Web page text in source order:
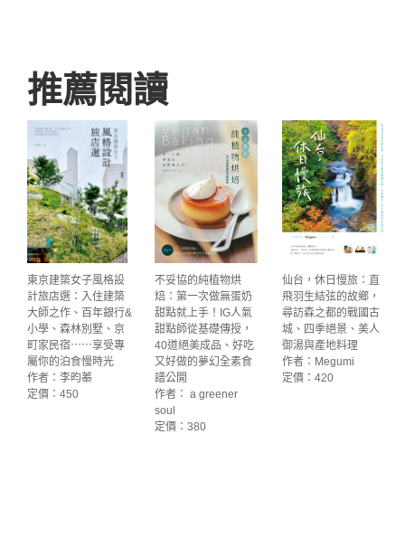
推薦閱讀
東京建築女子風格設
計旅店選：入住建築
大師之作、百年銀行&
小學、森林別墅、京
町家民宿⋯⋯享受專
屬你的泊食慢時光
作者：李昀蓁
定價：450
不妥協的純植物烘
焙：第一次做無蛋奶
甜點就上手！IG人氣
甜點師從基礎傳授，
40道絕美成品、好吃
又好做的夢幻全素食
譜公開
作者： a greener
soul
定價：380
仙台，休日慢旅：直
飛羽生結弦的故鄉，
尋訪森之都的戰國古
城、四季絕景、美人
御湯與產地料理
作者：Megumi
定價：420